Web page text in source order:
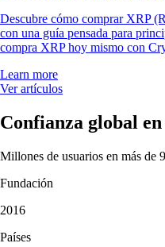
Descubre cómo comprar XRP
con una guía pensada para
compra XRP hoy mismo con
Learn more
Ver artículos
Confianza global
Millones de usuarios en más de
Fundación
2016
Países